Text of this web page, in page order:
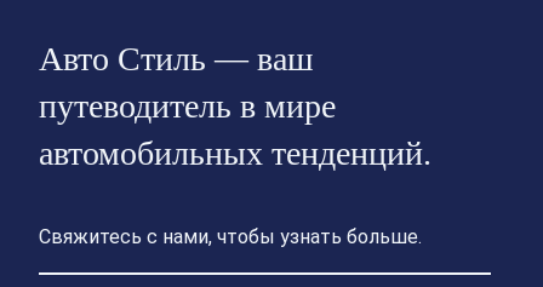
Авто Стиль — ваш
путеводитель в мире
автомобильных тенденций.
Свяжитесь с нами, чтобы узнать больше.